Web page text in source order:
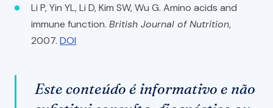
Li P, Yin YL, Li D, Kim SW, Wu G. Amino acids and
immune function.British Journal of Nutrition,
2007.DOI
Este conteúdo é informativo e não